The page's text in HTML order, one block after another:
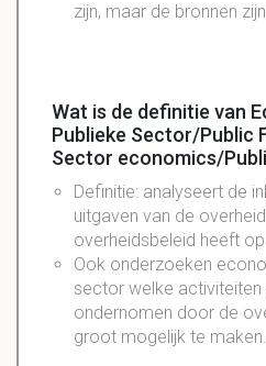
zijn, maar de bronnen
Wat is de definitie van
Publieke Sector/Public
Sector economics/
Definitie: analyseert de
uitgaven van de
overheidsbeleid heeft
Ook onderzoeken
sector welke
ondernomen door de
groot mogelijk te maken.